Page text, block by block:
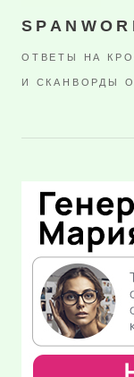
ОТВЕТЫ НА
И СКАНВОРДЫ